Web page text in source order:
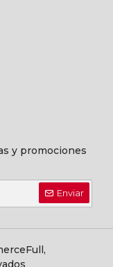
y promociones
Enviar